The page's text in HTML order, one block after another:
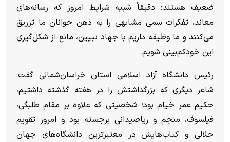
ضعیف هستند؛ دقیقاً شبیه شرایط امروز که رسانه‌های
معاند، تفکرات سمی مشابهی را به ذهن جوانان ما تزریق
می‌کنند و ما وظیفه داریم با جهاد تبیین، مانع از شکل‌گیری
این خودکم‌بینی شویم.
رئیس دانشگاه آزاد اسلامی استان خراسان‌شمالی گفت:
شاعر دیگری که بزرگداشتش را در هفته گذشته داشتیم،
حکیم عمر خیام بود؛ شخصیتی که علاوه بر مقام طلبگی،
فیلسوف، منجم و ریاضیدانی برجسته بود و امروز تقویم
جلالی و کتاب‌هایش در معتبرترین دانشگاه‌های جهان